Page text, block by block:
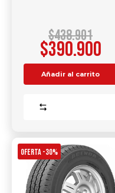
$438.901
$390.900
Añadir al carrito
OFERTA -30%